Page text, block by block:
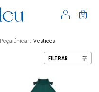
0
Peça única Vestidos
FILTRAR